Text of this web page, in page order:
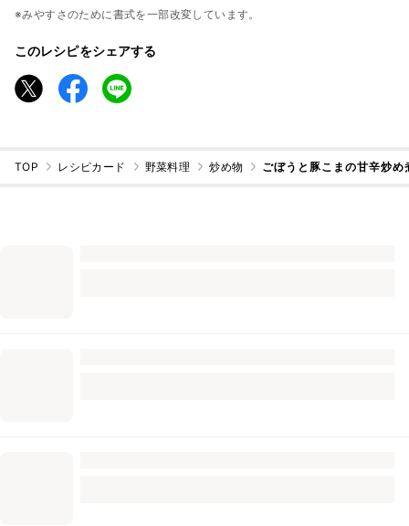
※みやすさのために書式を一部改変しています。
このレシピをシェアする
TOP レシピカード 野菜料理 炒め物 ごぼうと豚こまの甘辛炒め